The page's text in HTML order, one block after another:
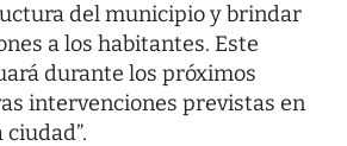
del municipio y brindar
a los habitantes. Este
durante los próximos
intervenciones previstas en